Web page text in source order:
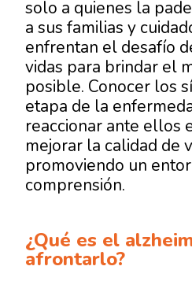
solo a quienes la
a sus familias y
enfrentan el desafío
vidas para brindar el
posible. Conocer los
etapa de la
reaccionar ante ellos
mejorar la calidad de
promoviendo un
comprensión.
¿Qué es el
afrontarlo?